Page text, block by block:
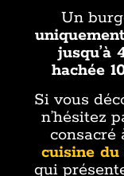
Un
jusqu’à
hachée
Si vous
n’hésitez
consacré
cuisine
qui